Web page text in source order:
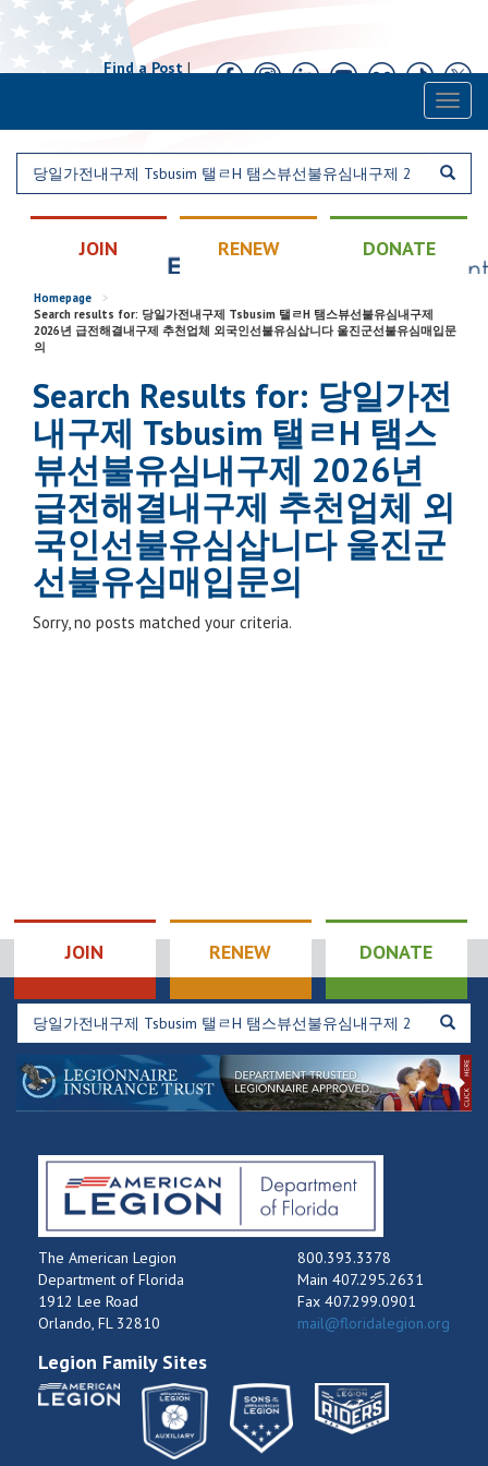
Find a Post|
JOIN RENEW DONATE
Homepage
>
Search results for: 당일가전내구제 Tsbusim 탤ㄹH 탬스뷰선불유심내구제
2026년 급전해결내구제 추천업체 외국인선불유심삽니다 울진군선불유심매입문
의
Search Results for: 당일가전
내구제 Tsbusim 탤ㄹH 탬스
뷰선불유심내구제 2026년
급전해결내구제 추천업체 외
국인선불유심삽니다 울진군
선불유심매입문의
Sorry, no posts matched your criteria.
JOIN RENEW DONATE
The American Legion
Department of Florida
1912 Lee Road
Orlando, FL 32810
800.393.3378
Main 407.295.2631
Fax 407.299.0901
mail@floridalegion.org
Legion Family Sites